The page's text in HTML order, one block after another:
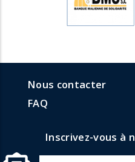
menuNous contacter
FAQ
Inscrivez-vous à
Menu